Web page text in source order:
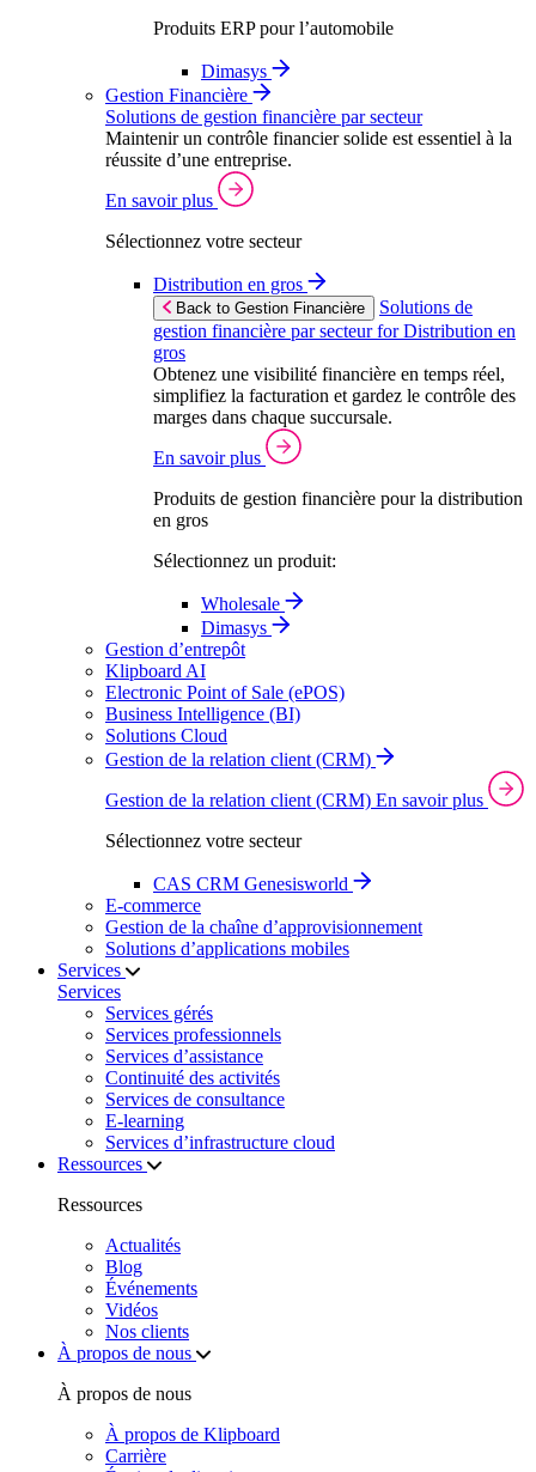
Produits ERP pour l’automobile
Dimasys
Gestion Financière
Solutions de gestion financière par secteur
Maintenir un contrôle financier solide est essentiel à la
réussite d’une entreprise.
En savoir plus
Sélectionnez votre secteur
Distribution en gros
Back to Gestion Financière
Solutions de
gestion financière par secteur for Distribution en
gros
Obtenez une visibilité financière en temps réel,
simplifiez la facturation et gardez le contrôle des
marges dans chaque succursale.
En savoir plus
Produits de gestion financière pour la distribution
en gros
Sélectionnez un produit:
Wholesale
Dimasys
Gestion d’entrepôt
Klipboard AI
Electronic Point of Sale (ePOS)
Business Intelligence (BI)
Solutions Cloud
Gestion de la relation client (CRM)
Gestion de la relation client (CRM) En savoir plus
Sélectionnez votre secteur
CAS CRM Genesisworld
E‑commerce
Gestion de la chaîne d’approvisionnement
Solutions d’applications mobiles
Services
Services
Services gérés
Services professionnels
Services d’assistance
Continuité des activités
Services de consultance
E‑learning
Services d’infrastructure cloud
Ressources
Ressources
Actualités
Blog
Événements
Vidéos
Nos clients
À propos de nous
À propos de nous
À propos de Klipboard
Carrière